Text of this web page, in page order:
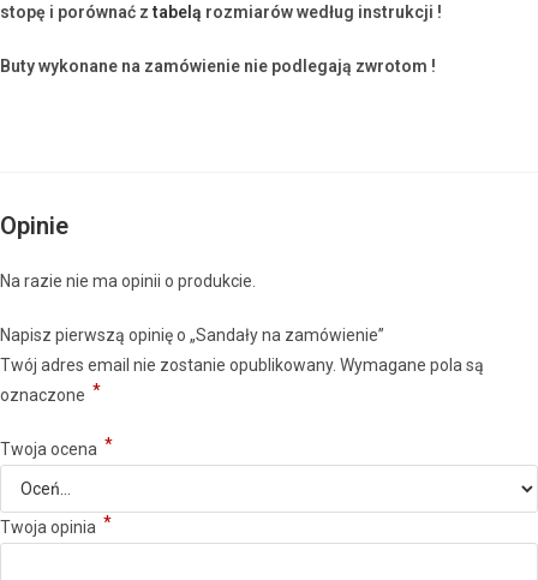
stopę i porównać ztabelą rozmiarów według instrukcji !
Buty wykonane na zamówienie nie podlegają zwrotom !
Opinie
Na razie nie ma opinii o produkcie.
Napisz pierwszą opinię o „Sandały na zamówienie”
Twój adres email nie zostanie opublikowany. Wymagane pola są
oznaczone *
Twoja ocena *
Twoja opinia *